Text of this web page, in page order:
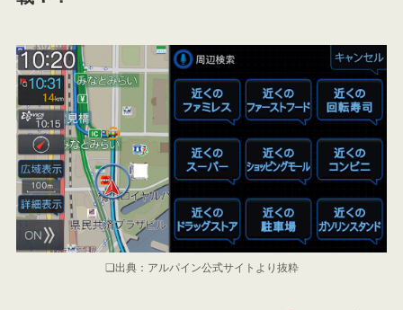
❏出典：アルパイン公式サイトより抜粋